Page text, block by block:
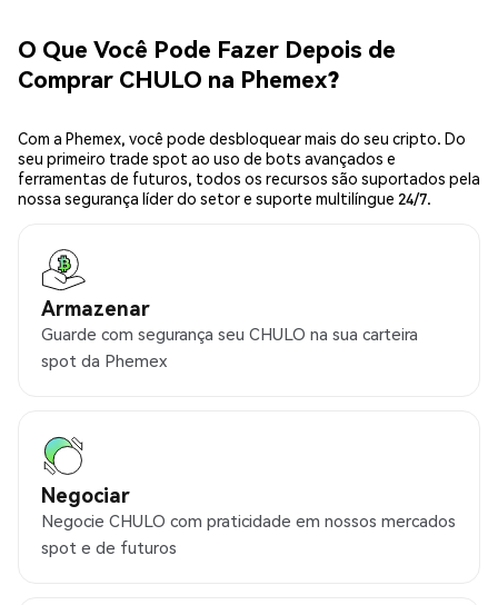
O Que Você Pode Fazer Depois de
Comprar CHULO na Phemex?
Com a Phemex, você pode desbloquear mais do seu cripto. Do
seu primeiro trade spot ao uso de bots avançados e
ferramentas de futuros, todos os recursos são suportados pela
nossa segurança líder do setor e suporte multilíngue 24/7.
Armazenar
Guarde com segurança seu CHULO na sua carteira
spot da Phemex
Negociar
Negocie CHULO com praticidade em nossos mercados
spot e de futuros